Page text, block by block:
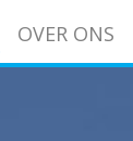
OVER ONS